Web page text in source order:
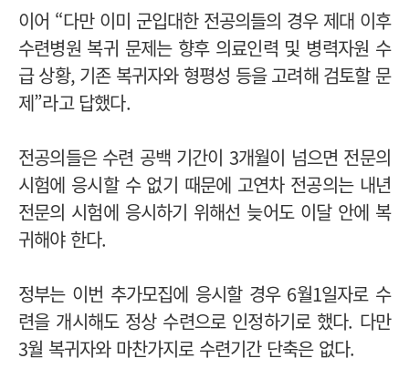
이어 “다만 이미 군입대한 전공의들의 경우 제대 이후
수련병원 복귀 문제는 향후 의료인력 및 병력자원 수
급 상황, 기존 복귀자와 형평성 등을 고려해 검토할 문
제”라고 답했다.
전공의들은 수련 공백 기간이 3개월이 넘으면 전문의
시험에 응시할 수 없기 때문에 고연차 전공의는 내년
전문의 시험에 응시하기 위해선 늦어도 이달 안에 복
귀해야 한다.
정부는 이번 추가모집에 응시할 경우 6월1일자로 수
련을 개시해도 정상 수련으로 인정하기로 했다. 다만
3월 복귀자와 마찬가지로 수련기간 단축은 없다.